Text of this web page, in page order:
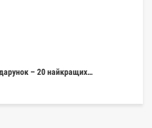
– 20 найкращих…